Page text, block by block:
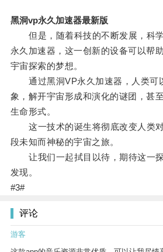
黑洞vp永久加速器最新版
但是，随着科技的不断发展，科学
永久加速器，这一创新的设备可以帮
宇宙探索的梦想。
通过黑洞VP永久加速器，人类可
象，解开宇宙形成和演化的谜团，甚
生命形式。
这一技术的诞生将彻底改变人类对
段未知而神秘的宇宙之旅。
让我们一起拭目以待，期待这一探
发现。
#3#
评论
游客